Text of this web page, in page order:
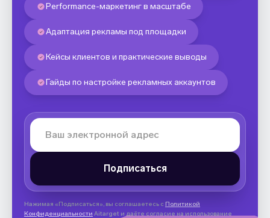
Performance-маркетинг в масштабе
Адаптация рекламы под площадки
Кейсы клиентов и практические выводы
Гайды по настройке рекламных аккаунтов
Нажимая «Подписаться», вы соглашаетесь с Политикой
Конфиденциальности Aitarget и даёте согласие на использование